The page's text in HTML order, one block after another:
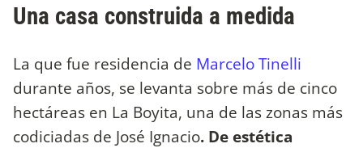
Una casa construida a medida
La que fue residencia de Marcelo Tinelli
durante años, se levanta sobre más de cinco
hectáreas en La Boyita, una de las zonas más
codiciadas de José Ignacio. De estética